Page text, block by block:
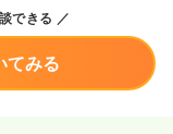
できる
てみる